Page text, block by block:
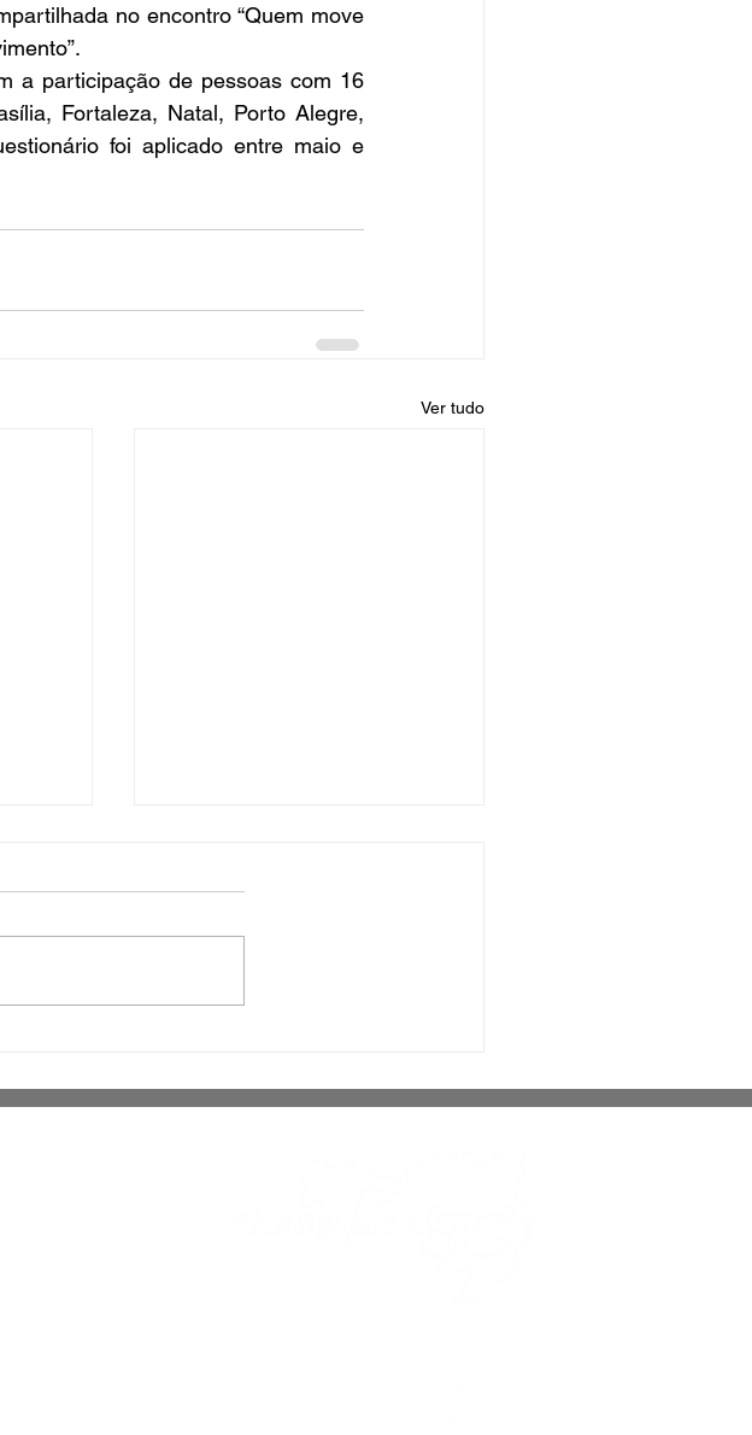
no encontro “Quem move
a participação de pessoas com 16
Fortaleza, Natal, Porto Alegre,
foi aplicado entre maio e
Ver tudo
por sistema de saúde